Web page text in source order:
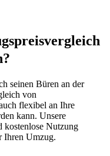
seinen Büren an der
von
flexibel an Ihre
kann. Unsere
kostenlose Nutzung
Ihren Umzug.